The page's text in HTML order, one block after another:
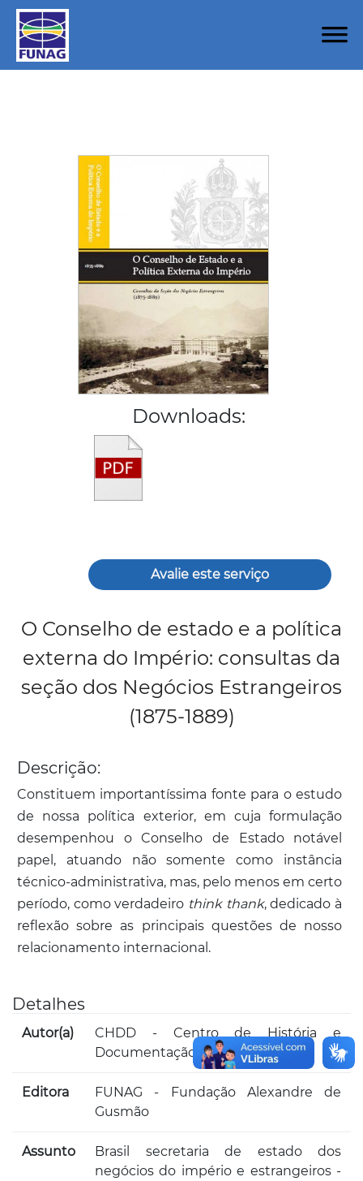
Downloads:
Avalie este serviço
O Conselho de estado e a política
externa do Império: consultas da
seção dos Negócios Estrangeiros
(1875-1889)
Descrição:
Constituem importantíssima fonte para o estudo
de nossa política exterior, em cuja formulação
desempenhou o Conselho de Estado notável
papel, atuando não somente como instância
técnico-administrativa, mas, pelo menos em certo
período, como verdadeiro think thank, dedicado à
reflexão sobre as principais questões de nosso
relacionamento internacional.
Detalhes
Autor(a)
CHDD - Centro de História e
Documentação Diplomática
Editora
FUNAG - Fundação Alexandre de
Gusmão
Assunto
Brasil secretaria de estado dos
negócios do império e estrangeiros -